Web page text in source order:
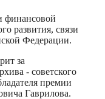
финансовой
развития, связи
Федерации.
за
- советского
премии
Гаврилова.